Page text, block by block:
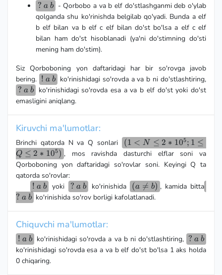
?
\space
a
\space
? a b
- Qorbobo a va b elf do'stlashganmi deb o'ylab
qolganda shu ko'rinishda belgilab qo'yadi. Bunda a elf
b elf bilan va b elf c elf bilan do'st bo'lsa a elf c elf
bilan ham do'st hisoblanadi (ya'ni do'stimning do'sti
mening ham do'stim).
Siz Qorboboning yon daftaridagi har bir so'rovga javob
bering. !\space
a
\space
! a b ko'rinishidagi so'rovda a va b ni do'stlashtiring,
?
\space
b
? a b
ko'rinishidagi so'rovda esa a va b elf do'st yoki do'st
emasligini aniqlang.
Kiruvchi ma'lumotlar:
Brinchi qatorda N va Q sonlari
(1<N\leq
2*10^5;
1\leq Q
2*10^5)
(1 < N ≤ 2 ∗ 105; 1 ≤
Q ≤ 2 ∗ 105) , mos ravishda dasturchi elflar soni va
Qorboboning yon daftaridagi so'rovlar soni. Keyingi Q ta
qatorda so'rovlar:
!\space
a
\space
! a b yoki
?
\space
b
? a b ko'rinishida
(a
\not=
(a 
= b) , kamida bitta
? a b ko'rinishida so'rov borligi kafolatlanadi.
Chiquvchi ma'lumotlar:
!\space
a
\space
! a b ko'rinishidagi so'rovda a va b ni do'stlashtiring, ?
\space
? a b
ko'rinishidagi so'rovda esa a va b elf do'st bo'lsa 1 aks holda
0 chiqaring.